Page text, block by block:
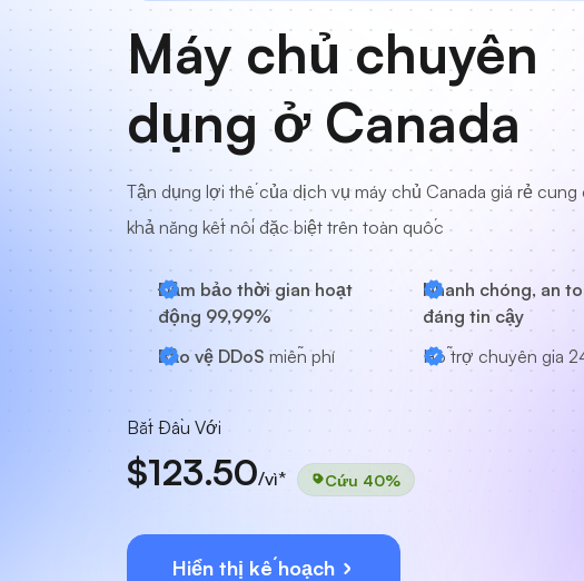
Máy chủ chuyên
dụng ở Canada
Tận dụng lợi thế của dịch vụ máy chủ Canada giá rẻ cung
khả năng kết nối đặc biệt trên toàn quốc
Đảm bảo thời gian hoạt
động 99,99%
Nhanh chóng, an
đáng tin cậy
Bảo vệ DDoS miễn phí Hỗ trợ chuyên gia
Bắt Đầu Với
$123.50/vì* Cứu 40%
Hiển thị kế hoạch